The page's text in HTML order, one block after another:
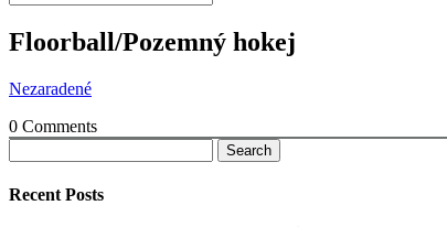
Floorball/Pozemný hokej
Nezaradené
0 Comments
for:
Recent Posts